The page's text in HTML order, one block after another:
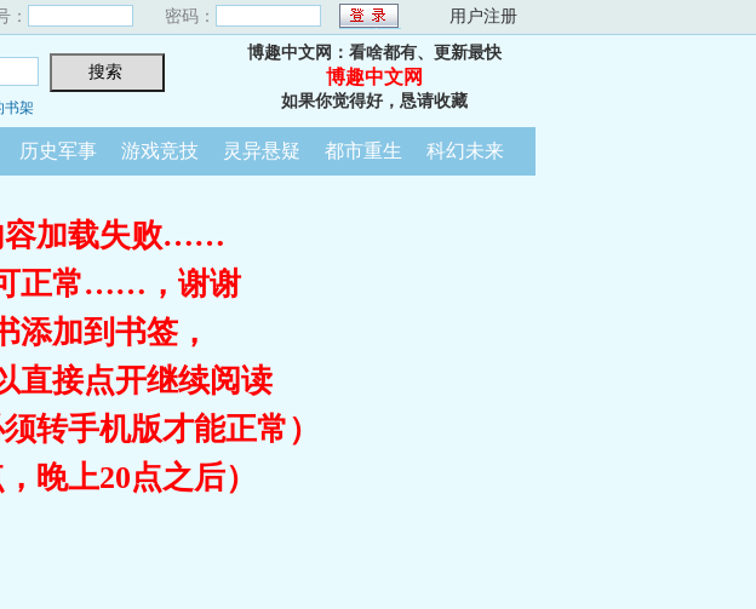
： 密码： 用户注册
书架
博趣中文网：看啥都有、更新最快
博趣中文网
如果你觉得好，恳请收藏
历史军事 游戏竞技 灵异悬疑 都市重生 科幻未来
容加载失败……
正常……，谢谢
添加到书签，
直接点开继续阅读
转手机版才能正常）
晚上20点之后）